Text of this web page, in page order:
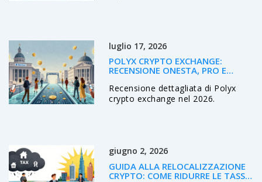
attraverso hacking, riciclaggio e
agenti informatici nascosti.
luglio 17, 2026
POLYX CRYPTO EXCHANGE:
RECENSIONE ONESTA, PRO E
Recensione dettagliata di Polyx
crypto exchange nel 2026.
giugno 2, 2026
GUIDA ALLA RELOCALIZZAZIONE
CRYPTO: COME RIDURRE LE TASSE